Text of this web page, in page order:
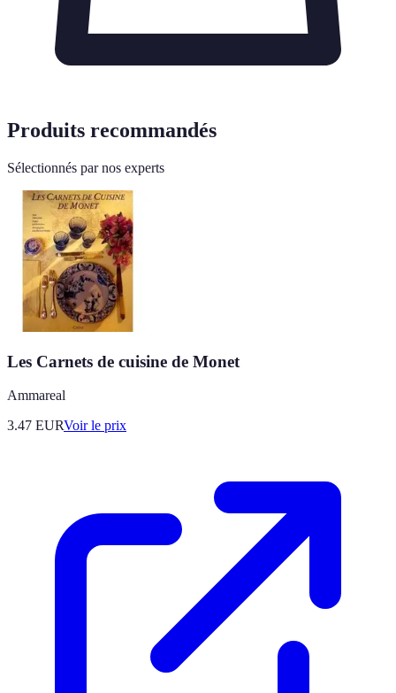
Produits recommandés
Sélectionnés par nos experts
Les Carnets de cuisine de Monet
Ammareal
3.47 EURVoir le prix